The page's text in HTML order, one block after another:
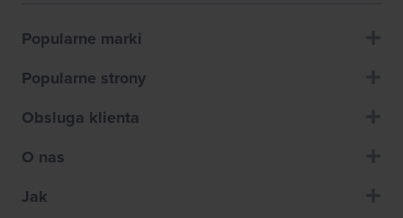
Popularne marki
Popularne strony
Obsluga klienta
O nas
Jak